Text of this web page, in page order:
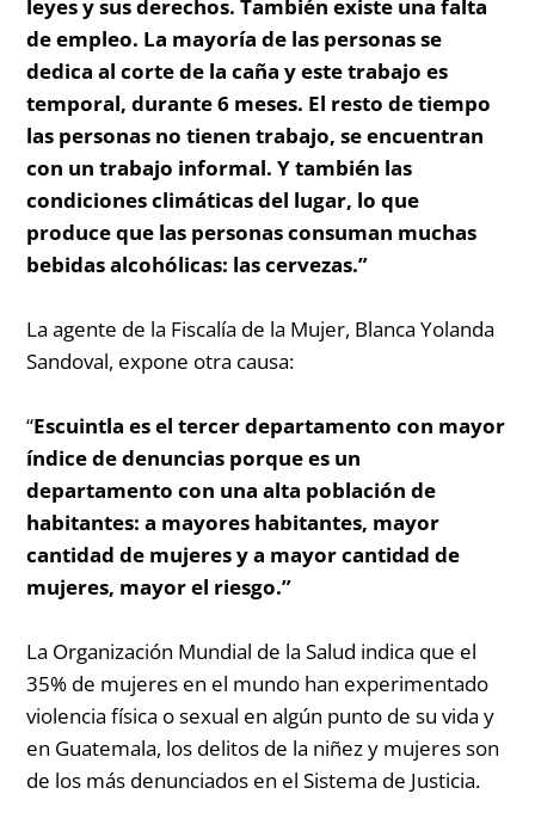
leyes y sus derechos. También existe una falta
de empleo. La mayoría de las personas se
dedica al corte de la caña y este trabajo es
temporal, durante 6 meses. El resto de tiempo
las personas no tienen trabajo, se encuentran
con un trabajo informal. Y también las
condiciones climáticas del lugar, lo que
produce que las personas consuman muchas
bebidas alcohólicas: las cervezas.”
La agente de la Fiscalía de la Mujer, Blanca Yolanda
Sandoval, expone otra causa:
“Escuintla es el tercer departamento con mayor
índice de denuncias porque es un
departamento con una alta población de
habitantes: a mayores habitantes, mayor
cantidad de mujeres y a mayor cantidad de
mujeres, mayor el riesgo.”
La Organización Mundial de la Salud indica que el
35% de mujeres en el mundo han experimentado
violencia física o sexual en algún punto de su vida y
en Guatemala, los delitos de la niñez y mujeres son
de los más denunciados en el Sistema de Justicia.